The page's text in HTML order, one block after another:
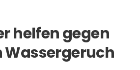
helfen gegen